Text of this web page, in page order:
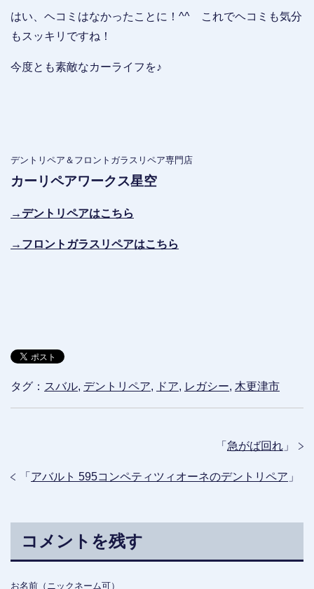
はい、ヘコミはなかったことに！^^ これでヘコミも気分
もスッキリですね！
今度とも素敵なカーライフを♪
デントリペア＆フロントガラスリペア専門店
カーリペアワークス星空
→デントリペアはこちら
→フロントガラスリペアはこちら
タグ： スバル, デントリペア, ドア, レガシー, 木更津市
「 急がば回れ 」
「 アバルト 595コンペティツィオーネのデントリペア 」
コメントを残す
お名前（ニックネーム可）